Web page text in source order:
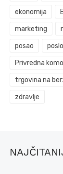
ekonomija
marketing
posao
Privredna
trgovina na
zdravlje